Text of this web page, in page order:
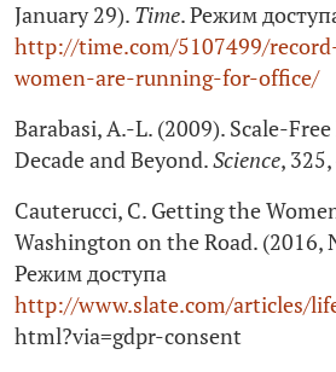
January 29). Time. Режим
http://time.com/5107499/
women-are-running-for-office/
Barabasi, A.-L. (2009). Scale-
Decade and Beyond.Science,
Cauterucci, C. Getting the
Washington on the Road. (2016,
Режим доступа
http://www.slate.com/articles/
html?via=gdpr-consent